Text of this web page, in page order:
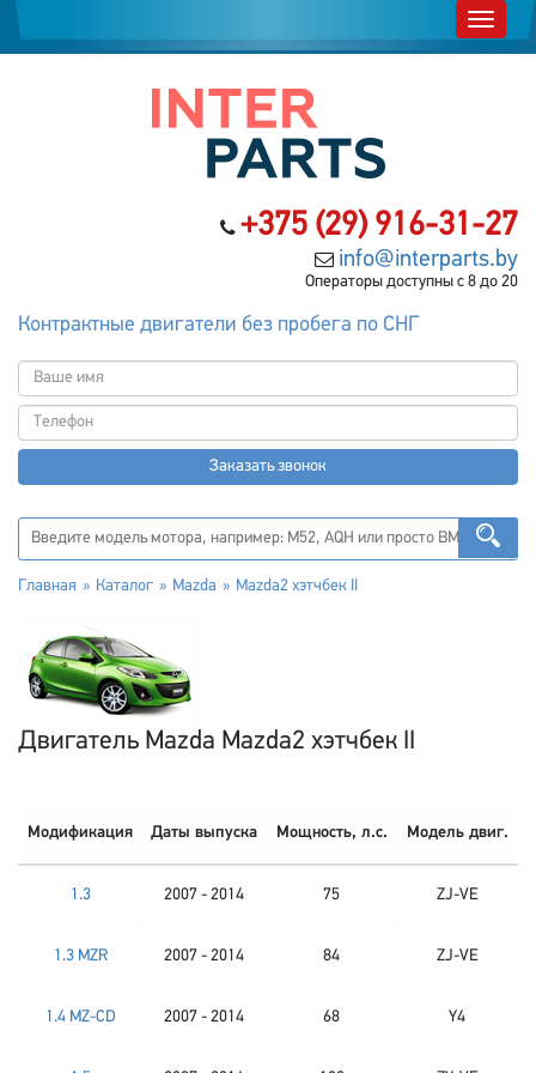
+375 (29) 916-31-27
info@interparts.by
Операторы доступны с 8 до 20
Контрактные двигатели без пробега по СНГ
Заказать звонок
Главная Каталог Mazda Mazda2 хэтчбек II
Двигатель Mazda Mazda2 хэтчбек II
Модификация Даты выпуска Мощность, л.с. Модель двиг.
1.3 2007 - 2014 75 ZJ-VE
1.3 MZR 2007 - 2014 84 ZJ-VE
1.4 MZ-CD 2007 - 2014 68 Y4